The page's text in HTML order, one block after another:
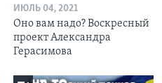
ИЮЛЬ 04, 2021
Оно вам надо? Воскресный
проект Александра
Герасимова